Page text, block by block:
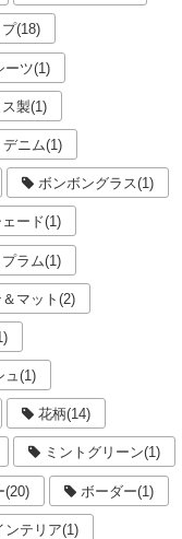
(18)
ーツ(1)
製(1)
デニム(1)
ボンボングラス(1)
ード(1)
プラム(1)
＆マット(2)
ュ(1)
花柄(14)
ミントグリーン(1)
(20) ボーダー(1)
ンテリア(1)